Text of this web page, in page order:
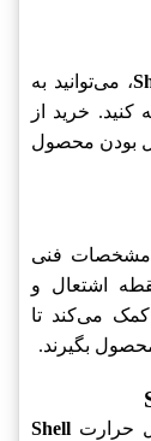
، می‌توانید به
کنید. خرید از
بودن محصول
مشخصات فنی
اشتعال و
می‌کند تا
بگیرند.
حرارت Shell